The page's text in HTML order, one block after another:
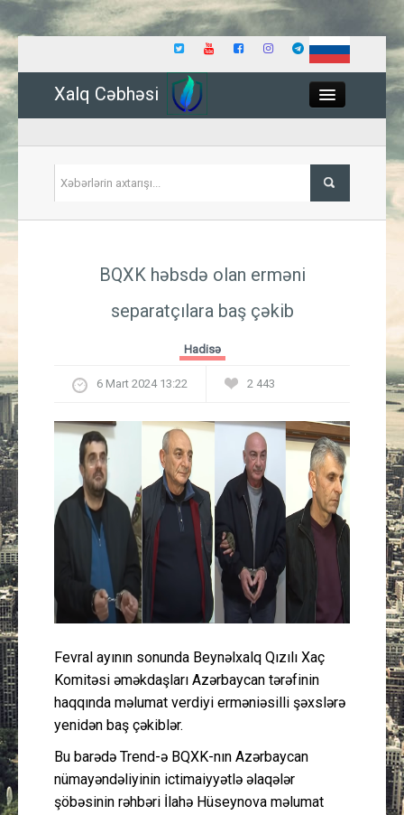
Xalq Cəbhəsi
İqtisadiyyat
Güney Azərbaycan
Mədəniyyət
Müsahibə
Layihə
Gündəm
Cəmiyyət
Peşə etikası
Əlaqə
BQXK həbsdə olan erməni
separatçılara baş çəkib
Hadisə
6 Mart 2024 13:22 2 443
Fevral ayının sonunda Beynəlxalq Qızılı Xaç
Komitəsi əməkdaşları Azərbaycan tərəfinin
haqqında məlumat verdiyi erməniəsilli şəxslərə
yenidən baş çəkiblər.
Bu barədə Trend-ə BQXK-nın Azərbaycan
nümayəndəliyinin ictimaiyyətlə əlaqələr
şöbəsinin rəhbəri İlahə Hüseynova məlumat